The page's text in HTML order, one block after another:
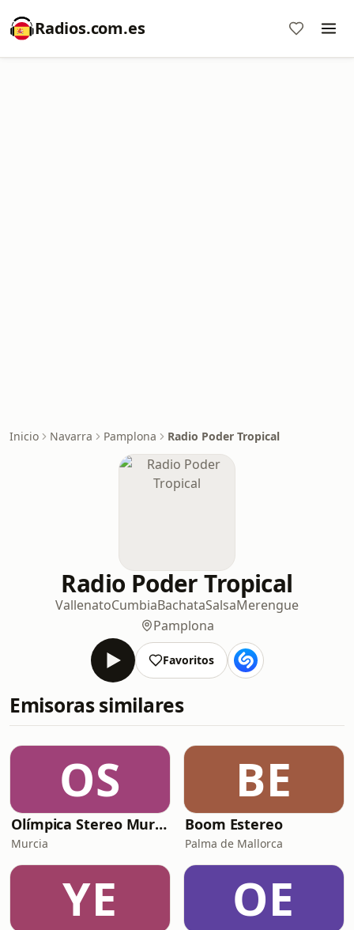
Radios.com.es
Inicio Navarra Pamplona Radio Poder Tropical
Radio Poder Tropical
VallenatoCumbiaBachataSalsaMerengue
Pamplona
Favoritos
Emisoras similares
OS
Olímpica Stereo Murcia
Murcia
BE
Boom Estereo
Palma de Mallorca
YE OE